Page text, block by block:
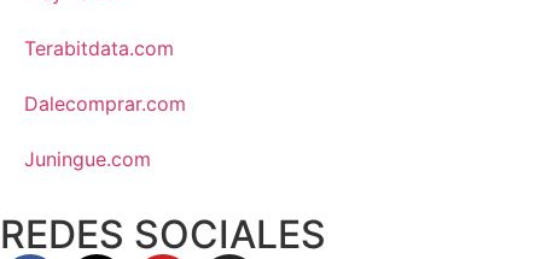
Terabitdata.com
Dalecomprar.com
Juningue.com
REDES SOCIALES